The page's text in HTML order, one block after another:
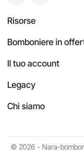
Risorse
Bomboniere in
Il tuo account
Legacy
Chi siamo
© 2026 - Nara-